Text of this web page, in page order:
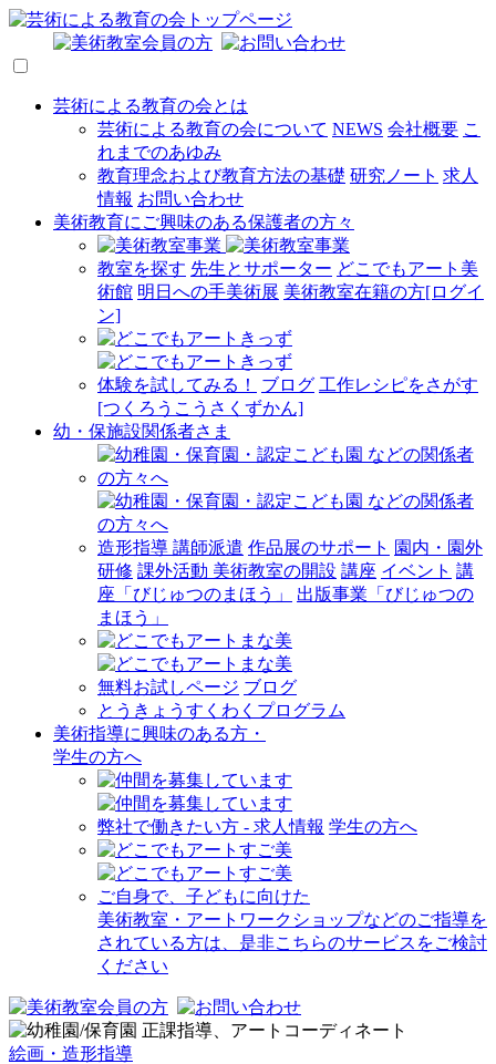
芸術による教育の会とは
芸術による教育の会について NEWS 会社概要 こ
れまでのあゆみ
教育理念および教育方法の基礎 研究ノート 求人
情報 お問い合わせ
美術教育にご興味のある保護者の方々
教室を探す 先生とサポーター どこでもアート美
術館 明日への手美術展 美術教室在籍の方[ログイ
ン]
体験を試してみる！ ブログ 工作レシピをさがす
[つくろうこうさくずかん]
幼・保施設関係者さま
造形指導 講師派遣 作品展のサポート 園内・園外
研修 課外活動 美術教室の開設 講座 イベント 講
座「びじゅつのまほう」
出版事業「びじゅつの
まほう」
無料お試しページ ブログ
とうきょうすくわくプログラム
美術指導に興味のある方・
学生の方へ
弊社で働きたい方 - 求人情報 学生の方へ
ご自身で、子どもに向けた
美術教室・アートワークショップなどのご指導を
されている方は、是非こちらのサービスをご検討
ください
絵画・造形指導